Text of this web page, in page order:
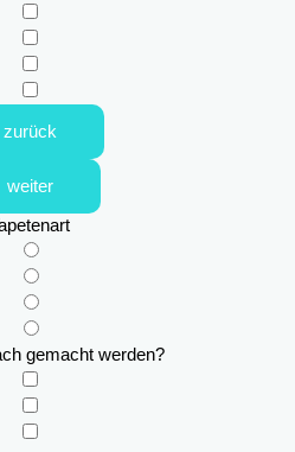
zurück
weiter
gemacht werden?